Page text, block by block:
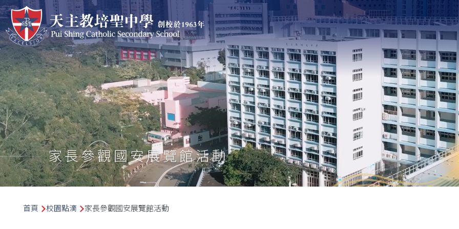
移至主內容
家長參觀國安展覽館活動
航
首頁 校園點滴 家長參觀國安展覽館活動